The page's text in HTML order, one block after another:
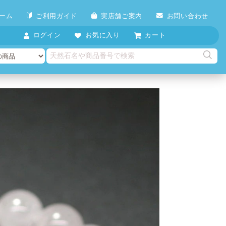
ム ご利用ガイド 実店舗ご案内 お問い合わせ
ログイン お気に入り カート